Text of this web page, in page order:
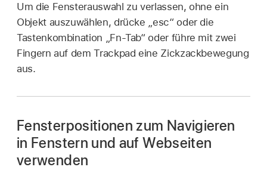
Um die Fensterauswahl zu verlassen, ohne ein
Objekt auszuwählen, drücke „esc“ oder die
Tastenkombination „Fn-Tab“ oder führe mit zwei
Fingern auf dem Trackpad eine Zickzackbewegung
aus.
Fensterpositionen zum Navigieren
in Fenstern und auf Webseiten
verwenden